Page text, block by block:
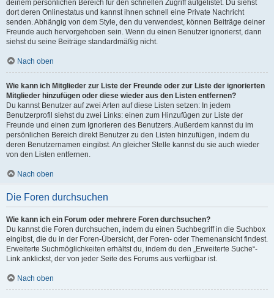
deinem persönlichen Bereich für den schnellen Zugriff aufgelistet. Du siehst
dort deren Onlinestatus und kannst ihnen schnell eine Private Nachricht
senden. Abhängig von dem Style, den du verwendest, können Beiträge deiner
Freunde auch hervorgehoben sein. Wenn du einen Benutzer ignorierst, dann
siehst du seine Beiträge standardmäßig nicht.
Nach oben
Wie kann ich Mitglieder zur Liste der Freunde oder zur Liste der ignorierten
Mitglieder hinzufügen oder diese wieder aus den Listen entfernen?
Du kannst Benutzer auf zwei Arten auf diese Listen setzen: In jedem
Benutzerprofil siehst du zwei Links: einen zum Hinzufügen zur Liste der
Freunde und einen zum Ignorieren des Benutzers. Außerdem kannst du im
persönlichen Bereich direkt Benutzer zu den Listen hinzufügen, indem du
deren Benutzernamen eingibst. An gleicher Stelle kannst du sie auch wieder
von den Listen entfernen.
Nach oben
Die Foren durchsuchen
Wie kann ich ein Forum oder mehrere Foren durchsuchen?
Du kannst die Foren durchsuchen, indem du einen Suchbegriff in die Suchbox
eingibst, die du in der Foren-Übersicht, der Foren- oder Themenansicht findest.
Erweiterte Suchmöglichkeiten erhältst du, indem du den „Erweiterte Suche“-
Link anklickst, der von jeder Seite des Forums aus verfügbar ist.
Nach oben